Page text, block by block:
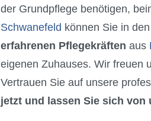
der Grundpflege benötigen,
Schwanefeld können Sie in
erfahrenen Pflegekräften aus
eigenen Zuhauses. Wir freuen
Vertrauen Sie auf unsere
jetzt und lassen Sie sich von